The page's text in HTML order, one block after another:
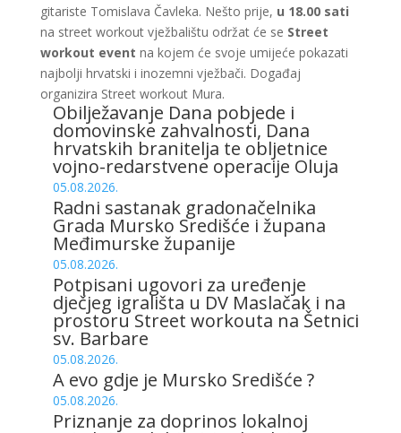
gitariste Tomislava Čavleka. Nešto prije, u 18.00 sati
na street workout vježbalištu održat će se Street
workout event na kojem će svoje umijeće pokazati
najbolji hrvatski i inozemni vježbači. Događaj
organizira Street workout Mura.
Obilježavanje Dana pobjede i
domovinske zahvalnosti, Dana
hrvatskih branitelja te obljetnice
vojno-redarstvene operacije Oluja
05.08.2026.
Radni sastanak gradonačelnika
Grada Mursko Središće i župana
Međimurske županije
05.08.2026.
Potpisani ugovori za uređenje
dječjeg igrališta u DV Maslačak i na
prostoru Street workouta na Šetnici
sv. Barbare
05.08.2026.
A evo gdje je Mursko Središće ?
05.08.2026.
Priznanje za doprinos lokalnoj